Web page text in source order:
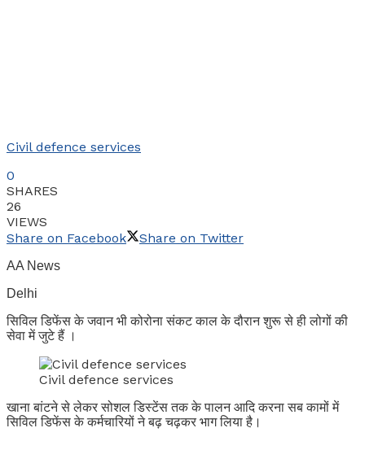
Civil defence services
0
SHARES
26
VIEWS
Share on Facebook
Share on Twitter
AA News
Delhi
सिविल डिफेंस के जवान भी कोरोना संकट काल के दौरान शुरू से ही लोगों की
सेवा में जुटे हैं ।
Civil defence services
खाना बांटने से लेकर सोशल डिस्टेंस तक के पालन आदि करना सब कामों में
सिविल डिफेंस के कर्मचारियों ने बढ़ चढ़कर भाग लिया है।